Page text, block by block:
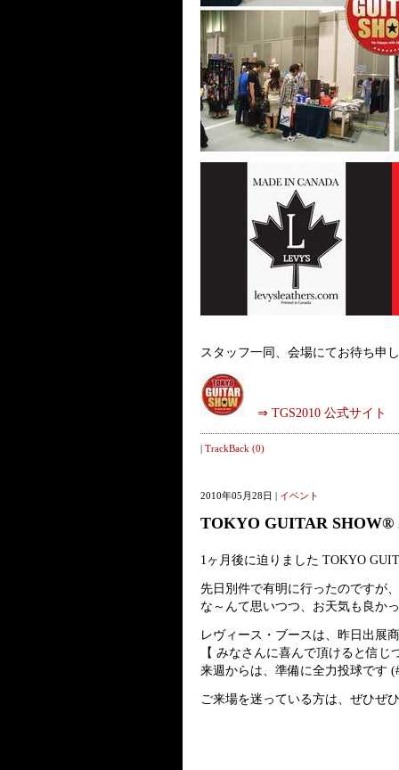
スタッフ一同、会場にてお待ち申
⇒ TGS2010 公式サイト
| TrackBack (0)
2010年05月28日 | イベント
TOKYO GUITAR SHOW®
1ヶ月後に迫りました TOKYO
先日別件で有明に行ったのですが
な～んて思いつつ、お天気も良か
レヴィース・ブースは、昨日出展
【 みなさんに喜んで頂けると信じ
来週からは、準備に全力投球です
ご来場を迷っている方は、ぜひぜ